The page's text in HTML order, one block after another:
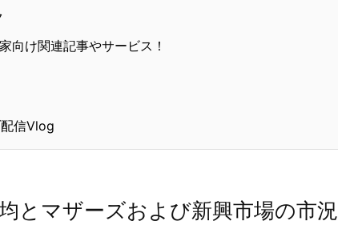
向け関連記事やサービス！
信Vlog
とマザーズおよび新興市場の市況